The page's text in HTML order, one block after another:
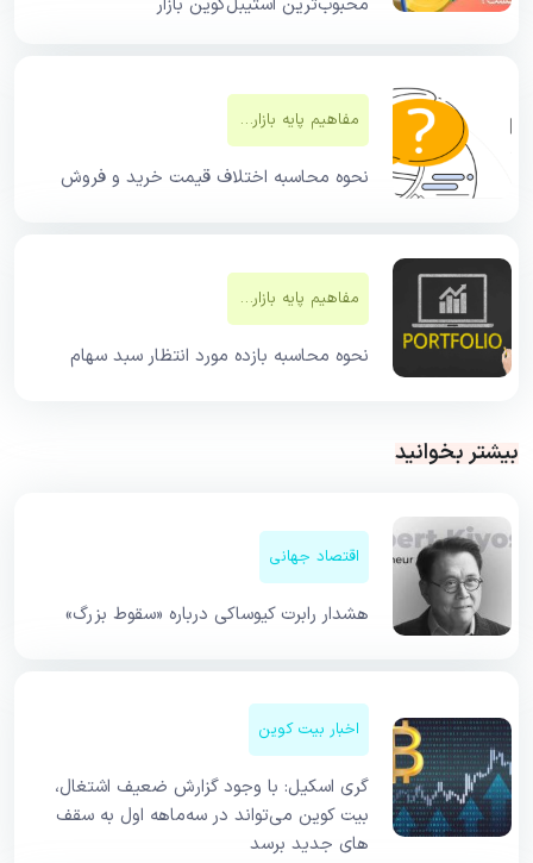
مفاهیم پایه بازار‌های مالی
نحوه محاسبه اختلاف قیمت خرید و فروش
مفاهیم پایه بازار‌های مالی
نحوه محاسبه بازده مورد انتظار سبد سهام
بیشتر بخوانید
اقتصاد جهانی
هشدار رابرت کیوساکی درباره «سقوط بزرگ»
اخبار بیت کوین
گری اسکیل: با وجود گزارش ضعیف اشتغال،
بیت کوین می‌تواند در سه‌ماهه اول به سقف
های جدید برسد